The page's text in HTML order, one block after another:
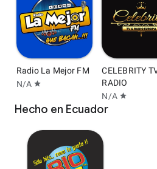
Radio La Mejor FM
N/A star
CELEBRITY
RADIO
N/A star
Hecho en Ecuador